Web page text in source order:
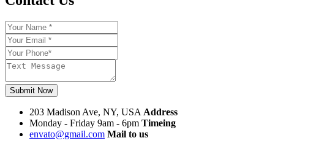
Submit Now
203 Madison Ave, NY, USA Address
Monday - Friday 9am - 6pm Timeing
envato@gmail.com Mail to us